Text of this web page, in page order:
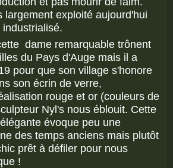
largement exploité aujourd'hui
dame remarquable trônent
du Pays d'Auge mais il a
pour que son village s'honore
son écrin de verre,
rouge et or (couleurs de
Nyl's nous éblouit. Cette
évoque peu une
des temps anciens mais plutôt
prêt à défiler pour nous
!